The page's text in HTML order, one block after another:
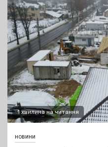
1 хвилина на читання
новини